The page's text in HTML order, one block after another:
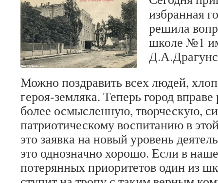
избранная
решила
школе №1
Можно поздравить всех людей,
героя-земляка. Теперь город вправе
более осмысленную, творческую,
патриотическому воспитанию в
это заявка на новый уровень
это однозначно хорошо. Если в
потерянных приоритетов один из